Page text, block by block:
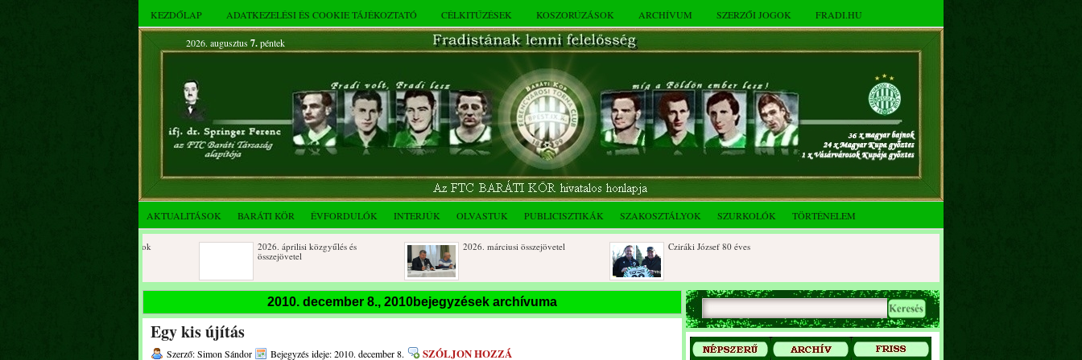
KEZDŐLAP ADATKEZELÉSI ÉS COOKIE TÁJÉKOZTATÓ CÉLKITŰZÉSEK KOSZORÚZÁSOK ARCHÍVUM SZERZŐI JOGOK FRADI.HU
2026. augusztus 7.péntek
AKTUALITÁSOK BARÁTI KÖR ÉVFORDULÓK INTERJÚK OLVASTUK PUBLICISZTIKÁK SZAKOSZTÁLYOK SZURKOLÓK TÖRTÉNELEM
2026. áprilisi közgyűlés és
összejövetel
2026. márciusi összejövetel Cziráki József 80 éves
Születésnapi koszorúzások
Rendkívüli közgyűlés és a 2025.
novemberi összejövetel
Dálnoki József 90 éves
Az FTC Baráti Kör 2025. októberi
összejövetel
2010. december 8., 2010bejegyzések archívuma
Egy kis újítás
Szerző: Simon Sándor Bejegyzés ideje: 2010. december 8. SZÓLJON HOZZÁ